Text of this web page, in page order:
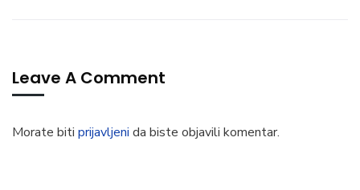
Leave A Comment
Morate biti prijavljeni da biste objavili komentar.